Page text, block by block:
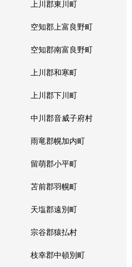
上川郡東川町
空知郡上富良野町
空知郡南富良野町
上川郡和寒町
上川郡下川町
中川郡音威子府村
雨竜郡幌加内町
留萌郡小平町
苫前郡羽幌町
天塩郡遠別町
宗谷郡猿払村
枝幸郡中頓別町